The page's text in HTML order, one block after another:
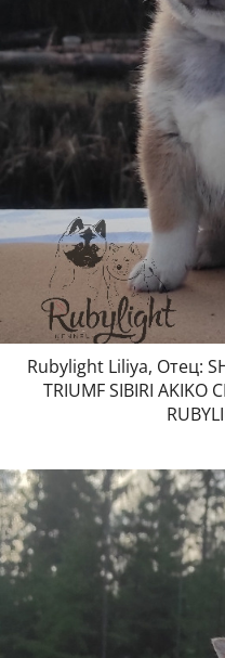
Rubylight Liliya, Отец:
TRIUMF SIBIRI AKIKO